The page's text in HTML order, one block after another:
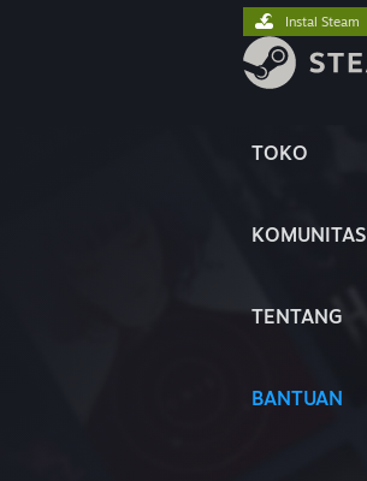
TOKO
KOMUNITAS
TENTANG
BANTUAN
Instal Steam